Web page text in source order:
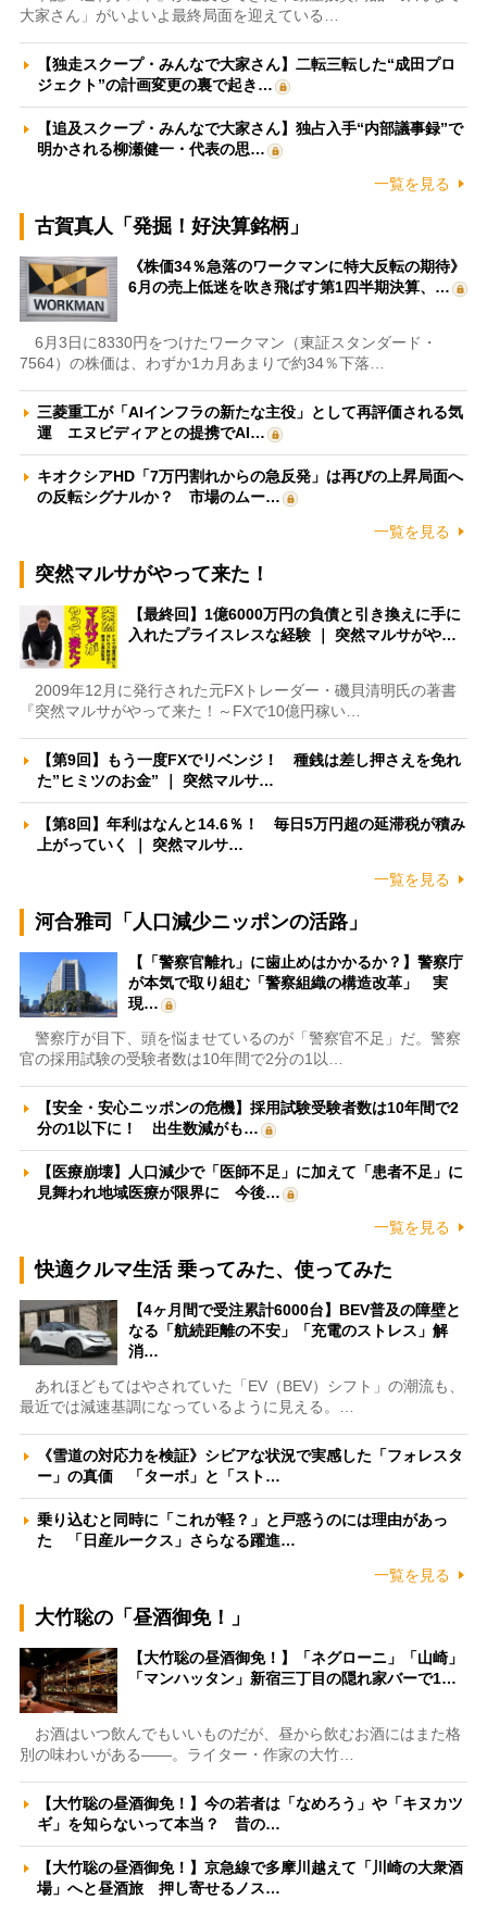
大家さん」がいよいよ最終局面を迎えている…
【独走スクープ・みんなで大家さん】二転三転した“成田プロ
ジェクト”の計画変更の裏で起き…
【追及スクープ・みんなで大家さん】独占入手“内部議事録”で
明かされる柳瀬健一・代表の思…
一覧を見る
古賀真人「発掘！好決算銘柄」
《株価34％急落のワークマンに特大反転の期待》
6月の売上低迷を吹き飛ばす第1四半期決算、…
6月3日に8330円をつけたワークマン（東証スタンダード・
7564）の株価は、わずか1カ月あまりで約34％下落…
三菱重工が「AIインフラの新たな主役」として再評価される気
運 エヌビディアとの提携でAI…
キオクシアHD「7万円割れからの急反発」は再びの上昇局面へ
の反転シグナルか？ 市場のムー…
一覧を見る
突然マルサがやって来た！
【最終回】1億6000万円の負債と引き換えに手に
入れたプライスレスな経験 ｜ 突然マルサがや…
2009年12月に発行された元FXトレーダー・磯貝清明氏の著書
『突然マルサがやって来た！～FXで10億円稼い…
【第9回】もう一度FXでリベンジ！ 種銭は差し押さえを免れ
た”ヒミツのお金” ｜ 突然マルサ…
【第8回】年利はなんと14.6％！ 毎日5万円超の延滞税が積み
上がっていく ｜ 突然マルサ…
一覧を見る
河合雅司「人口減少ニッポンの活路」
【「警察官離れ」に歯止めはかかるか？】警察庁
が本気で取り組む「警察組織の構造改革」 実
現…
警察庁が目下、頭を悩ませているのが「警察官不足」だ。警察
官の採用試験の受験者数は10年間で2分の1以…
【安全・安心ニッポンの危機】採用試験受験者数は10年間で2
分の1以下に！ 出生数減がも…
【医療崩壊】人口減少で「医師不足」に加えて「患者不足」に
見舞われ地域医療が限界に 今後…
一覧を見る
快適クルマ生活 乗ってみた、使ってみた
【4ヶ月間で受注累計6000台】BEV普及の障壁と
なる「航続距離の不安」「充電のストレス」解
消…
あれほどもてはやされていた「EV（BEV）シフト」の潮流も、
最近では減速基調になっているように見える。…
《雪道の対応力を検証》シビアな状況で実感した「フォレスタ
ー」の真価 「ターボ」と「スト…
乗り込むと同時に「これが軽？」と戸惑うのには理由があっ
た 「日産ルークス」さらなる躍進…
一覧を見る
大竹聡の「昼酒御免！」
【大竹聡の昼酒御免！】「ネグローニ」「山崎」
「マンハッタン」新宿三丁目の隠れ家バーで1…
お酒はいつ飲んでもいいものだが、昼から飲むお酒にはまた格
別の味わいがある――。ライター・作家の大竹…
【大竹聡の昼酒御免！】今の若者は「なめろう」や「キヌカツ
ギ」を知らないって本当？ 昔の…
【大竹聡の昼酒御免！】京急線で多摩川越えて「川崎の大衆酒
場」へと昼酒旅 押し寄せるノス…